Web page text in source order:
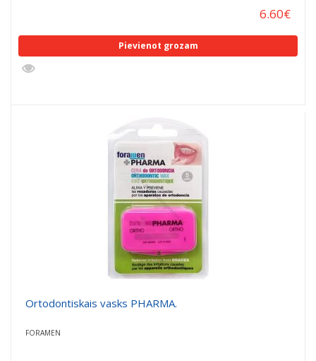
6.60€
Pievienot grozam
Ortodontiskais vasks PHARMA.
FORAMEN